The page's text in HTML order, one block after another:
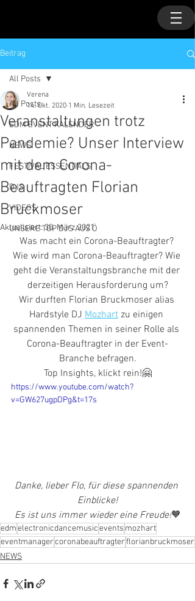
Beitrag
All Posts
EDM EVENT KALENDER
NEWS
FESTIVAL ESSENTIALS
DJS
VIDEOS
UNSERE TOP DJS AUS Ö
All Posts
Veranstaltungen trotz
Pandemie? Unser Interview
mit dem Corona-
Beauftragten Florian
Bruckmoser
Verena
14. Okt. 2020 1 Min. Lesezeit
Aktualisiert:30. März 2021
Was macht ein Corona-Beauftragter?
Wie wird man Corona-Beauftragter? Wie
geht die Veranstaltungsbranche mit der
derzeitigen Herausforderung um?
Wir durften Florian Bruckmoser alias
Hardstyle DJ Mozhart zu einigen
spannenden Themen in seiner Rolle als
Corona-Beauftragter in der Event-
Branche befragen.
Top Insights, klickt rein!🤗
https://www.youtube.com/watch?
v=GW627ugpDPg&t=17s
Danke, lieber Flo, für diese spannenden
Einblicke!
Es ist uns immer wieder eine Freude!🧡
edmelectronicdancemusicevents mozhart
eventmanagercoronabeauftragterflorianbruckmoser
NEWS